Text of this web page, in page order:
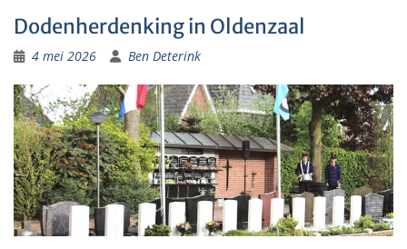
Dodenherdenking in Oldenzaal
4 mei 2026 Ben Deterink